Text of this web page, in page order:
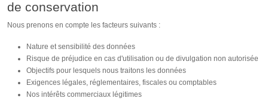
de conservation
Nous prenons en compte les facteurs suivants :
Nature et sensibilité des données
Risque de préjudice en cas d'utilisation ou de divulgation non autorisée
Objectifs pour lesquels nous traitons les données
Exigences légales, réglementaires, fiscales ou comptables
Nos intérêts commerciaux légitimes